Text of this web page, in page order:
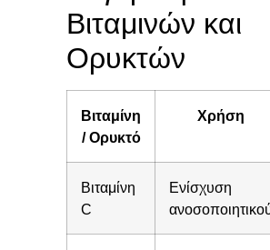
Βιταμινών και
Ορυκτών
Βιταμίνη
/ Ορυκτό
Χρήση
Βιταμίνη
C
Ενίσχυση